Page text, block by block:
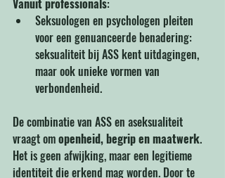
Vanuit professionals:
Seksuologen en psychologen pleiten
voor een genuanceerde benadering:
seksualiteit bij ASS kent uitdagingen,
maar ook unieke vormen van
verbondenheid.
De combinatie van ASS en aseksualiteit
vraagt om openheid, begrip en maatwerk.
Het is geen afwijking, maar een legitieme
identiteit die erkend mag worden. Door te